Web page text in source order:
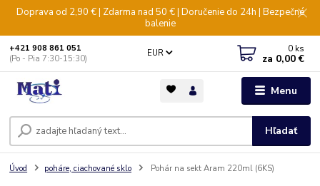
Doprava od 2,90 € | Zdarma nad 50 € | Doručenie do 24h | Bezpečné
balenie
Menu
EUR
Hľadať
+421 908 861 051
(Po - Pia 7:30-15:30)
0 ks
za 0,00 €
Úvod poháre, ciachované sklo Pohár na sekt Aram 220ml (6KS)